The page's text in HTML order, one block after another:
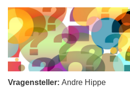
Vragensteller: Andre Hippe